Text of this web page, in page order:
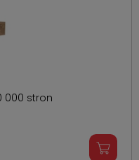
000 stron